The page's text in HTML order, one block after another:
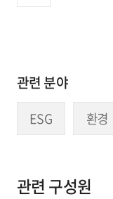
관련 분야
ESG 환경
관련 구성원